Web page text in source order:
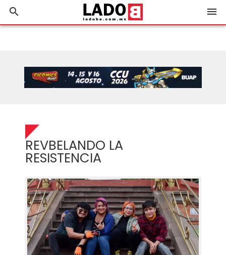
search menu
REVBELANDO LA
RESISTENCIA